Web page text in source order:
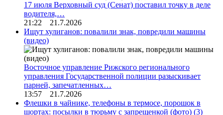
17 июля Верховный суд (Сенат) поставил точку в деле
водителя,…
21:22 21.7.2026
Ищут хулиганов: повалили знак, повредили машины
(видео)
Восточное управление Рижского регионального
управления Государственной полиции разыскивает
парней, запечатленных…
13:57 21.7.2026
Флешки в чайнике, телефоны в термосе, порошок в
шортах: посылки в тюрьму с запрещенкой (фото) (3)